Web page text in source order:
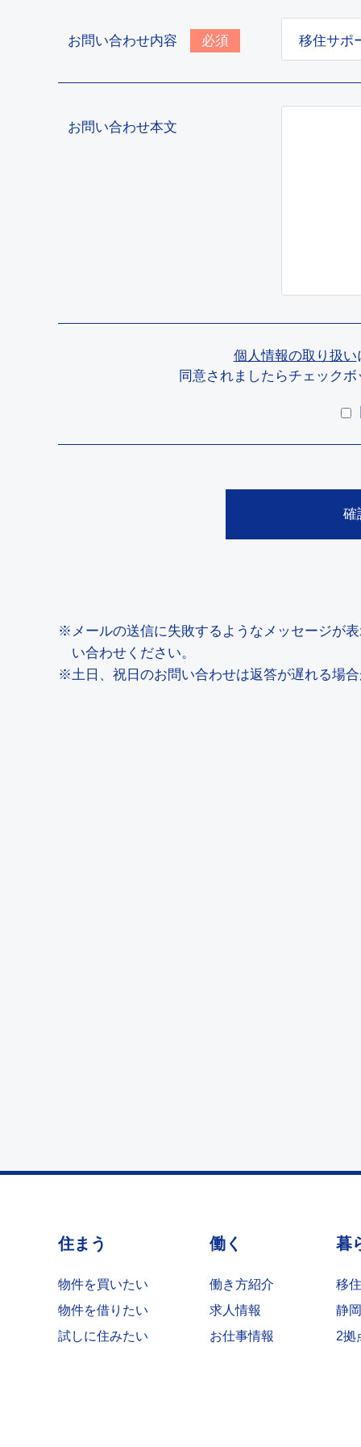
お問い合わせ内容 必須
お問い合わせ本文
個人情報の取り扱い
同意されましたらチェック
※メールの送信に失敗するようなメッセージが
い合わせください。
※⼟⽇、祝⽇のお問い合わせは返答が遅れる場
住まう
物件を買いたい
物件を借りたい
試しに住みたい
働く
働き方紹介
求人情報
お仕事情報
暮
移
静
2拠